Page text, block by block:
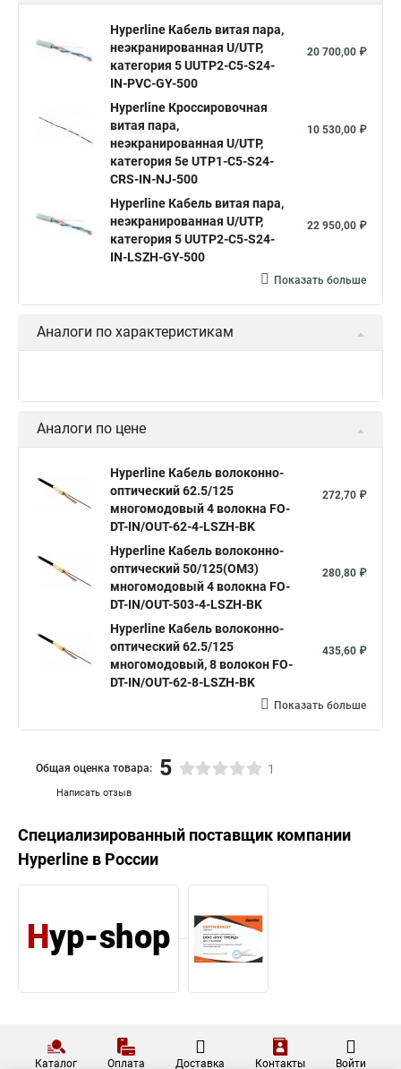
Hyperline Кабель витая пара,
неэкранированная U/UTP,
категория 5 UUTP2-C5-S24-
IN-PVC-GY-500
20 700,00 ₽
Hyperline Кроссировочная
витая пара,
неэкранированная U/UTP,
категория 5e UTP1-C5-S24-
CRS-IN-NJ-500
10 530,00 ₽
Hyperline Кабель витая пара,
неэкранированная U/UTP,
категория 5 UUTP2-C5-S24-
IN-LSZH-GY-500
22 950,00 ₽
Показать больше
Аналоги по характеристикам
самонесущий FO-FTTH-IN-9A1-2-
LSZH-BK
57,33 ₽
Hyperline Кабель волоконно-
оптический 9/125 (G657.А1)
одномодовый, 4 волокна FO-
FTTH-IN-9A1-4-LSZH-BK
67,95 ₽
Hyperline Кабель волоконно-
оптический 62.5/125
многомодовый 4 волокна FO-
DT-IN/OUT-62-4-LSZH-BK
272,70 ₽
Показать больше
Аналоги по цене
многомодовый 4 волокна FO-
DT-IN/OUT-62-4-LSZH-BK
Hyperline Кабель волоконно-
многомодовый 4 волокна FO-
DT-IN/OUT-503-4-LSZH-BK
многомодовый, 8 волокон FO-
DT-IN/OUT-62-8-LSZH-BK
Написать отзыв